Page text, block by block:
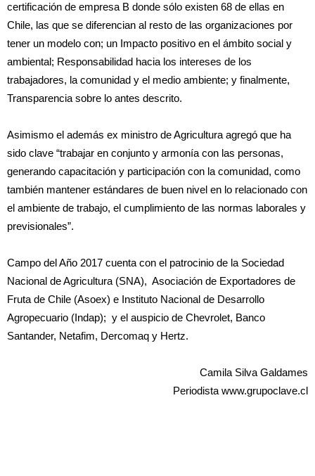
certificación de empresa B donde sólo existen 68 de ellas en
Chile, las que se diferencian al resto de las organizaciones por
tener un modelo con; un Impacto positivo en el ámbito social y
ambiental; Responsabilidad hacia los intereses de los
trabajadores, la comunidad y el medio ambiente; y finalmente,
Transparencia sobre lo antes descrito.
Asimismo el además ex ministro de Agricultura agregó que ha
sido clave “trabajar en conjunto y armonía con las personas,
generando capacitación y participación con la comunidad, como
también mantener estándares de buen nivel en lo relacionado con
el ambiente de trabajo, el cumplimiento de las normas laborales y
previsionales”.
Campo del Año 2017 cuenta con el patrocinio de la Sociedad
Nacional de Agricultura (SNA), Asociación de Exportadores de
Fruta de Chile (Asoex) e Instituto Nacional de Desarrollo
Agropecuario (Indap); y el auspicio de Chevrolet, Banco
Santander, Netafim, Dercomaq y Hertz.
Camila Silva Galdames
Periodista www.grupoclave.cl